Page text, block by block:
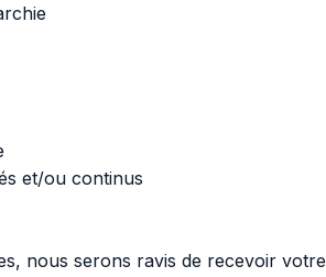
et/ou continus
nous serons ravis de recevoir